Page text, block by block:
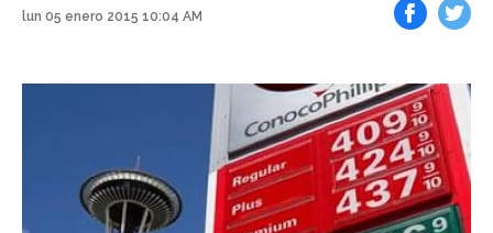
lun 05 enero 2015 10:04 AM